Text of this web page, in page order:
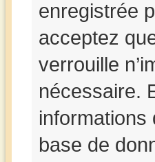
enregistrée
acceptez
verrouille
nécessaire.
base de